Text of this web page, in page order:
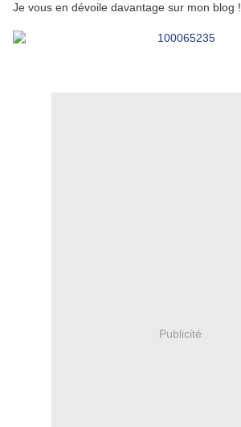
Je vous en dévoile davantage sur mon blog !
Publicité